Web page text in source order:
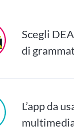
Scegli
di
L’app da